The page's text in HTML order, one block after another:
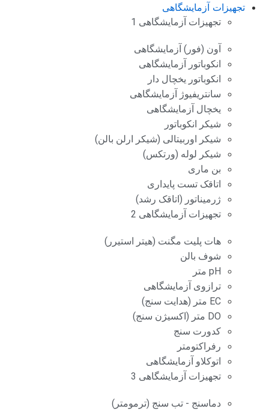
تجهیزات آزمایشگاهی
تجهیزات آزمایشگاهی 1
آون (فور) آزمایشگاهی
انکوباتور آزمایشگاهی
انکوباتور یخچال دار
سانتریفیوژ آزمایشگاهی
یخچال آزمایشگاهی
شیکر انکوباتور
شیکر اوربیتالی (شیکر ارلن بالن)
شیکر لوله (ورتکس)
بن ماری
اتاقک تست پایداری
ژرمیناتور (اتاقک رشد)
تجهیزات آزمایشگاهی 2
هات پلیت مگنت (هیتر استیرر)
شوف بالن
pH متر
ترازوی آزمایشگاهی
EC متر (هدایت سنج)
DO متر (اکسیژن سنج)
کدورت سنج
رفراکتومتر
اتوکلاو آزمایشگاهی
تجهیزات آزمایشگاهی 3
دماسنج - تب سنج (ترمومتر)